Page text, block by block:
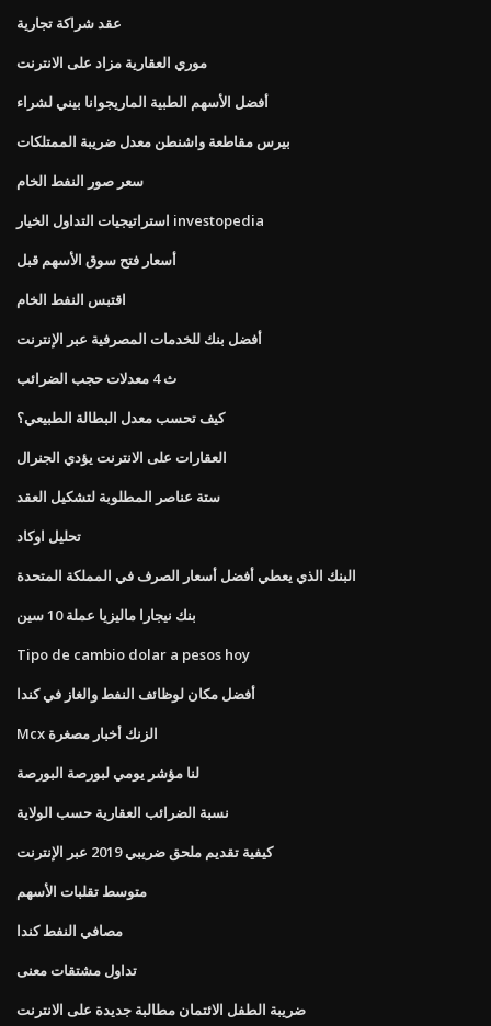
عقد شراكة تجارية
موري العقارية مزاد على الانترنت
أفضل الأسهم الطبية الماريجوانا بيني لشراء
بيرس مقاطعة واشنطن معدل ضريبة الممتلكات
سعر صور النفط الخام
استراتيجيات التداول الخيار investopedia
أسعار فتح سوق الأسهم قبل
اقتبس النفط الخام
أفضل بنك للخدمات المصرفية عبر الإنترنت
ث 4 معدلات حجب الضرائب
كيف تحسب معدل البطالة الطبيعي؟
العقارات على الانترنت يؤدي الجنرال
ستة عناصر المطلوبة لتشكيل العقد
تحليل اوكاد
البنك الذي يعطي أفضل أسعار الصرف في المملكة المتحدة
بنك نيجارا ماليزيا عملة 10 سين
Tipo de cambio dolar a pesos hoy
أفضل مكان لوظائف النفط والغاز في كندا
Mcx الزنك أخبار مصغرة
لنا مؤشر يومي لبورصة البورصة
نسبة الضرائب العقارية حسب الولاية
كيفية تقديم ملحق ضريبي 2019 عبر الإنترنت
متوسط ​​تقلبات الأسهم
مصافي النفط كندا
تداول مشتقات معنى
ضريبة الطفل الائتمان مطالبة جديدة على الانترنت